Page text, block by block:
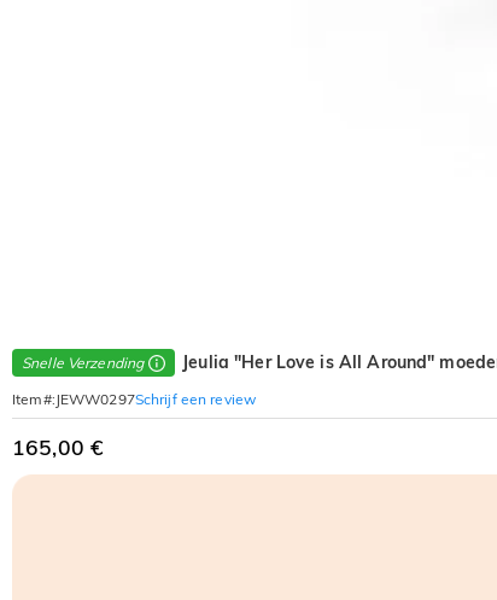
Snelle Verzending Jeulia "Her Love is All Around"
Item#: JEWW0297Schrijf een review
165,00 €